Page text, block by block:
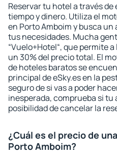
Reservar tu hotel a través
tiempo y dinero. Utiliza el
en Porto Amboim y busca
tus necesidades. Mucha
“Vuelo+Hotel“, que permite
un 30% del precio total. El
de hoteles baratos se
principal de eSky.es en la
seguro de si vas a poder
inesperada, comprueba si
posibilidad de cancelar la
¿Cuál es el precio de
Porto Amboim?